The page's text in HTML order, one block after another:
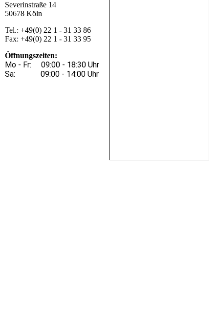
Severinstraße 14
50678 Köln
Tel.: +49(0) 22 1 - 31 33 86
Fax: +49(0) 22 1 - 31 33 95
Öffnungszeiten:
Mo - Fr: 09:00 - 18:30 Uhr
Sa: 09:00 - 14:00 Uhr